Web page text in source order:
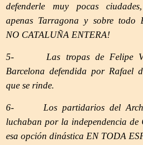
defenderle muy pocas
apenas Tarragona y sobre todo
NO CATALUÑA ENTERA!
5- Las tropas de Felipe V
Barcelona defendida por Rafael
que se rinde.
6- Los partidarios del
luchaban por la independencia
esa opción dinástica EN TODA